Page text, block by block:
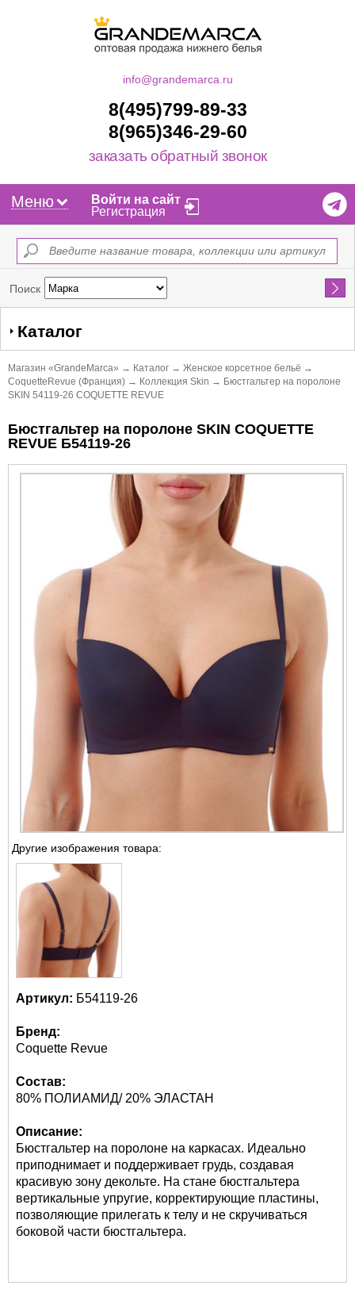
info@grandemarca.ru
8(495)799-89-33
8(965)346-29-60
заказать обратный звонок
Меню
Войти на сайт
Регистрация
Поиск Найти
Каталог
Магазин «GrandeMarca» → Каталог → Женское корсетное бельё →
CoquetteRevue (Франция) → Коллекция Skin → Бюстгальтер на поролоне
SKIN 54119-26 COQUETTE REVUE
Бюстгальтер на поролоне SKIN COQUETTE
REVUE Б54119-26
Другие изображения товара:
Артикул: Б54119-26
Бренд:
Coquette Revue
Состав:
80% ПОЛИАМИД/ 20% ЭЛАСТАН
Описание:
Бюстгальтер на поролоне на каркасах. Идеально
приподнимает и поддерживает грудь, создавая
красивую зону декольте. На стане бюстгальтера
вертикальные упругие, корректирующие пластины,
позволяющие прилегать к телу и не скручиваться
боковой части бюстгальтера.